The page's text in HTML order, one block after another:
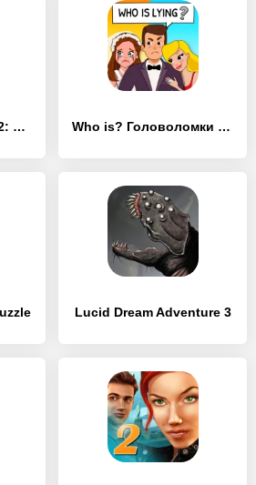
Волшебные сказки 2: Бобовый стебель (Full) Who is? Головоломки и загадки
Lucid Dream Adventure 3